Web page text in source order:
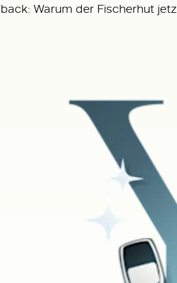
Warum der Fischerhut